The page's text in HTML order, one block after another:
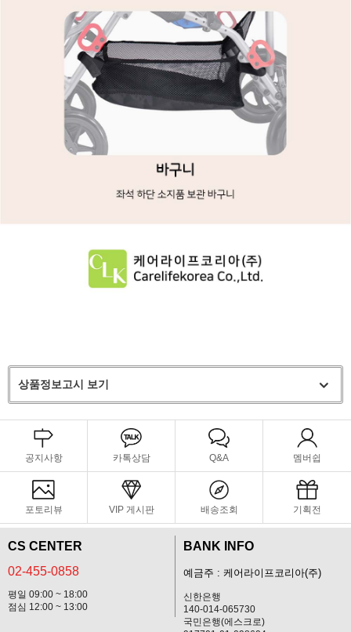
상품정보고시 보기
공지사항 카톡상담 Q&A 멤버쉽
포토리뷰 VIP 게시판 배송조회 기획전
CS CENTER
02-455-0858
평일 09:00 ~ 18:00
점심 12:00 ~ 13:00
BANK INFO
예금주 : 케어라이프코리아(주)
신한은행
140-014-065730
국민은행(에스크로)